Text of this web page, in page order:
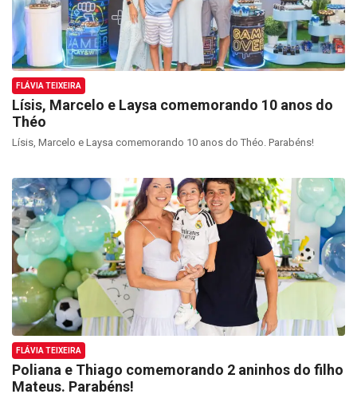
FLÁVIA TEIXEIRA
Lísis, Marcelo e Laysa comemorando 10 anos do
Théo
Lísis, Marcelo e Laysa comemorando 10 anos do Théo. Parabéns!
FLÁVIA TEIXEIRA
Poliana e Thiago comemorando 2 aninhos do filho
Mateus. Parabéns!